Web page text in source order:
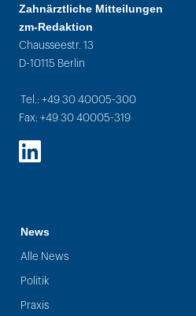
Zahnärztliche Mitteilungen
zm-Redaktion
Chausseestr. 13
D-10115 Berlin
Tel.: +49 30 40005-300
Fax: +49 30 40005-319
LinkedIn
News
Alle News
Politik
Praxis